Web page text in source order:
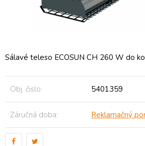
Sálavé teleso ECOSUN CH 260 W do
Obj. čislo: 5401359
Záručná doba: Reklamačný